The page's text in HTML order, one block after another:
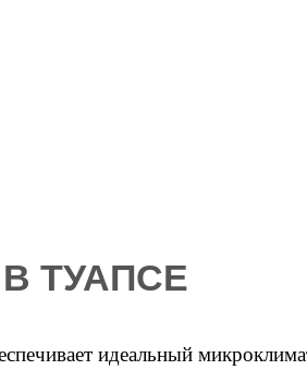
ТУАПСЕ
идеальный